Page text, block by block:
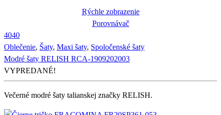
Rýchle zobrazenie
Porovnávač
4040
Oblečenie, Šaty, Maxi šaty, Spoločenské šaty
Modré šaty RELISH RCA-1909202003
VYPREDANÉ!
Večerné modré šaty talianskej značky RELISH.